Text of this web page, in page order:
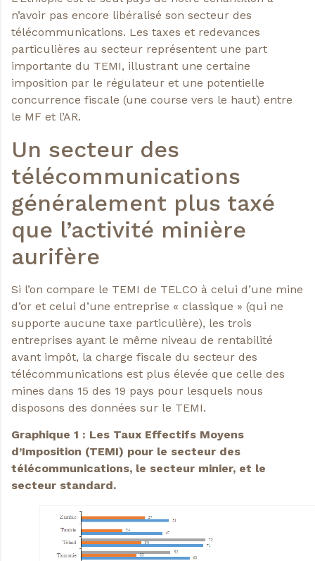
n’avoir pas encore libéralisé son secteur des
télécommunications. Les taxes et redevances
particulières au secteur représentent une part
importante du TEMI, illustrant une certaine
imposition par le régulateur et une potentielle
concurrence fiscale (une course vers le haut) entre
le MF et l’AR.
Un secteur des
télécommunications
généralement plus taxé
que l’activité minière
aurifère
Si l’on compare le TEMI de TELCO à celui d’une mine
d’or et celui d’une entreprise « classique » (qui ne
supporte aucune taxe particulière), les trois
entreprises ayant le même niveau de rentabilité
avant impôt, la charge fiscale du secteur des
télécommunications est plus élevée que celle des
mines dans 15 des 19 pays pour lesquels nous
disposons des données sur le TEMI.
Graphique 1 : Les Taux Effectifs Moyens
d’Imposition (TEMI) pour le secteur des
télécommunications, le secteur minier, et le
secteur standard.